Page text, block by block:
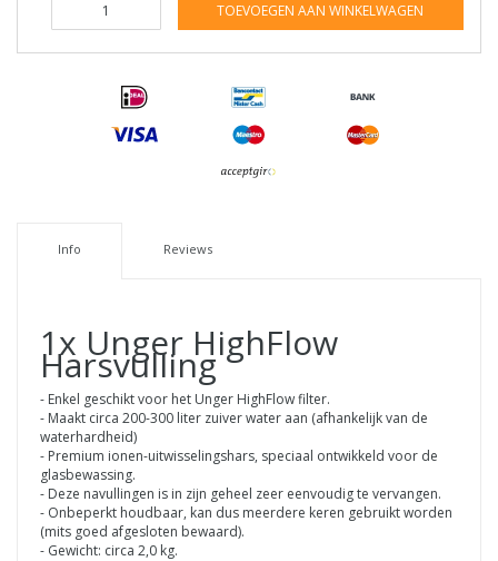
TOEVOEGEN AAN WINKELWAGEN
Info Reviews
1x Unger HighFlow
Harsvulling
- Enkel geschikt voor het Unger HighFlow filter.
- Maakt circa 200-300 liter zuiver water aan (afhankelijk van de
waterhardheid)
- Premium ionen-uitwisselingshars, speciaal ontwikkeld voor de
glasbewassing.
- Deze navullingen is in zijn geheel zeer eenvoudig te vervangen.
- Onbeperkt houdbaar, kan dus meerdere keren gebruikt worden
(mits goed afgesloten bewaard).
- Gewicht: circa 2,0 kg.